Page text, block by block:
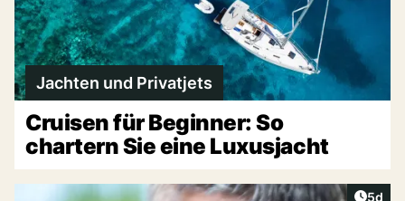
Jachten und Privatjets
Cruisen für Beginner: So
chartern Sie eine Luxusjacht
5d